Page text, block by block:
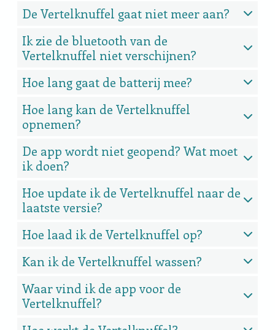
De Vertelknuffel gaat niet meer aan?
Ik zie de bluetooth van de
Vertelknuffel niet verschijnen?
Hoe lang gaat de batterij mee?
Hoe lang kan de Vertelknuffel
opnemen?
De app wordt niet geopend? Wat moet
ik doen?
Hoe update ik de Vertelknuffel naar de
laatste versie?
Hoe laad ik de Vertelknuffel op?
Kan ik de Vertelknuffel wassen?
Waar vind ik de app voor de
Vertelknuffel?